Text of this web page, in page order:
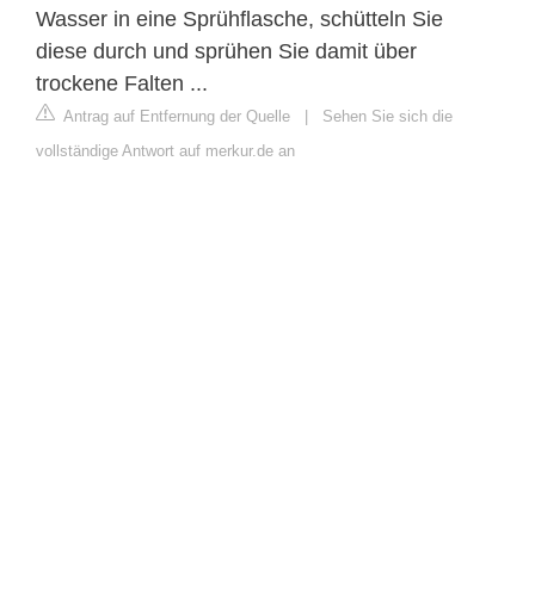
Wasser in eine Sprühflasche, schütteln Sie
diese durch und sprühen Sie damit über
trockene Falten ...
Antrag auf Entfernung der Quelle | Sehen Sie sich die
vollständige Antwort auf merkur.de an